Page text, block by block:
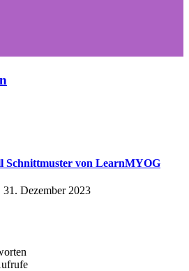
Schnittmuster von LearnMYOG
31. Dezember 2023